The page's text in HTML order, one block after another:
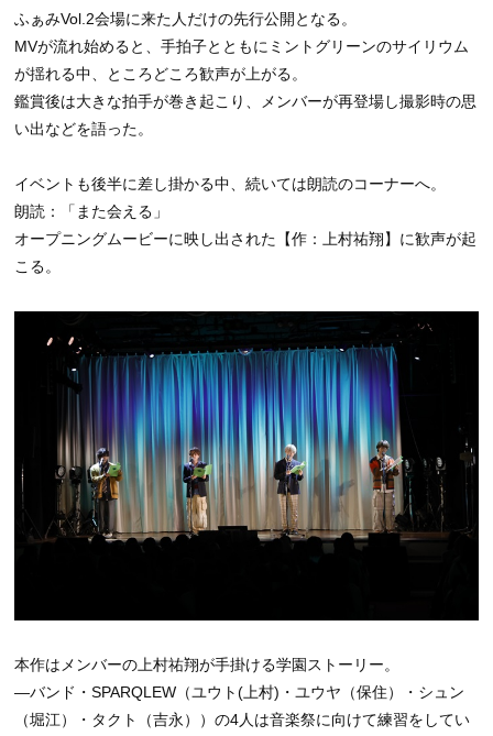
ふぁみVol.2会場に来た人だけの先行公開となる。
MVが流れ始めると、手拍子とともにミントグリーンのサイリウム
が揺れる中、ところどころ歓声が上がる。
鑑賞後は大きな拍手が巻き起こり、メンバーが再登場し撮影時の思
い出などを語った。
イベントも後半に差し掛かる中、続いては朗読のコーナーへ。
朗読：「また会える」
オープニングムービーに映し出された【作：上村祐翔】に歓声が起
こる。
本作はメンバーの上村祐翔が手掛ける学園ストーリー。
―バンド・SPARQLEW（ユウト(上村)・ユウヤ（保住）・シュン
（堀江）・タクト（吉永））の4人は音楽祭に向けて練習をしてい